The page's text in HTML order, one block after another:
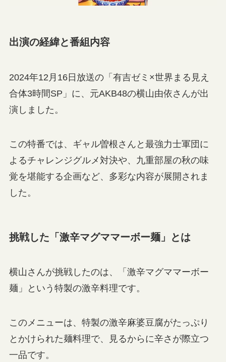
出演の経緯と番組内容
2024年12月16日放送の「有吉ゼミ×世界まる見え
合体3時間SP」に、元AKB48の横山由依さんが出
演しました。
この特番では、ギャル曽根さんと最強力士軍団に
よるチャレンジグルメ対決や、九重部屋の秋の味
覚を堪能する企画など、多彩な内容が展開されま
した。
挑戦した「激辛マグママーボー麺」とは
横山さんが挑戦したのは、「激辛マグママーボー
麺」という特製の激辛料理です。
このメニューは、特製の激辛麻婆豆腐がたっぷり
とかけられた麺料理で、見るからに辛さが際立つ
一品です。